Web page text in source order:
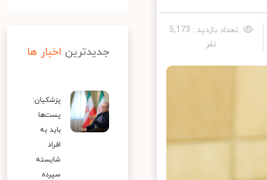
تعداد بازدید : 5,173
نفر
جدیدترین اخبار ها
پزشکیان:
پست‌ها
باید به
افراد
شایسته
سپرده